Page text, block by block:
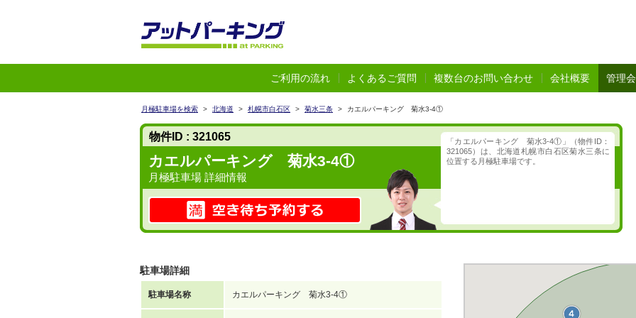
ご利用の流れ よくあるご質問 複数台のお問い合わせ 会社概要 管理
月極駐車場を検索 > 北海道 > 札幌市白石区 > 菊水三条 > カエルパーキング 菊水3-4①
物件ID : 321065
カエルパーキング 菊水3-4①
月極駐車場 詳細情報
「カエルパーキング 菊水3-4①」（物件ID：
321065）は、北海道札幌市白石区菊水三条に
位置する月極駐車場です。
駐車場詳細
駐車場名称 カエルパーキング 菊水3-4①